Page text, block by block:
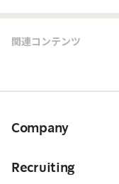
関連コンテンツ
Company
Recruiting